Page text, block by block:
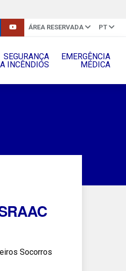
ÁREA RESERVADA PT
SEGURANÇA
INCÊNDIOS
EMERGÊNCIA
MÉDICA
Socorros